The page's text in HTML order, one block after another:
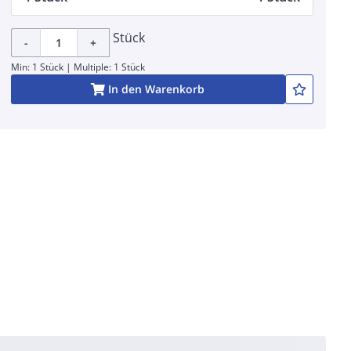
- + Stück
Min: 1 Stück | Multiple: 1 Stück
In den Warenkorb